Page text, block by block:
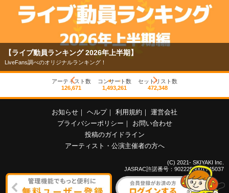
【ライブ動員ランキング 2026年上半期】
LiveFans調べのオリジナルランキング！
アーティスト数
126,671
コンサート数
1,493,261
セットリスト数
472,348
お知らせ ｜ ヘルプ｜ 利用規約 ｜ 運営会社
プライバシーポリシー ｜
お問い合わせ
投稿のガイドライン
アーティスト・公演主催者の方へ
(C) 2021- SKIYAKI Inc.
JASRAC許諾番号：9022255001Y45037